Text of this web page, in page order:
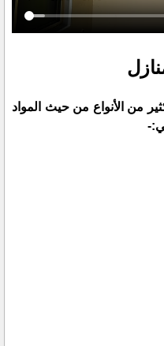
من الأنواع من حيث المواد